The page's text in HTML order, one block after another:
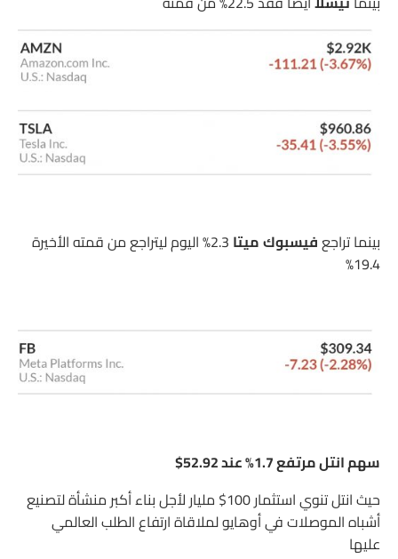
بينما تراجعفيسبوكميتا
2.3% اليوم ليتراجع من قمته الأخيرة
19.4%
سهم انتل مرتفع 1.7% عند 52.92$
حيث انتل تنوي استثمار 100$ مليار لأجل بناء أكبر منشأة لتصنيع
أشباه الموصلات في أوهايو لملاقاة ارتفاع الطلب العالمي
عليها